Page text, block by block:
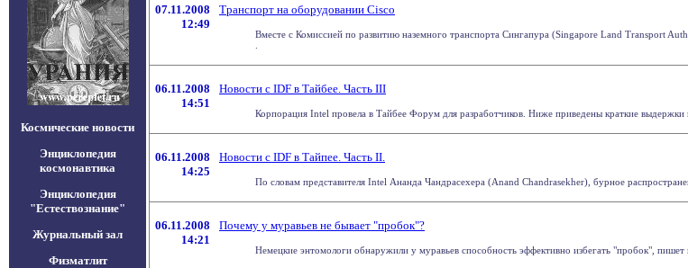
Космические новости
Энциклопедия
космонавтика
Энциклопедия
"Естествознание"
Журнальный зал
Физматлит
07.11.2008
12:49
Транспорт на оборудовании Cisco
Вместе с Комиссией по развитию наземного транспорта Сингапура (Singapore Land Transport
06.11.2008
14:51
Новости с IDF в Тайбее. Часть III
Корпорация Intel провела в Тайбее Форум для разработчиков. Ниже приведены краткие
06.11.2008
14:25
Новости с IDF в Тайпее. Часть II.
По словам представителя Intel Ананда Чандрасехера (Anand Chandrasekher), бурное
06.11.2008
14:21
Почему у муравьев не бывает "пробок"?
Немецкие энтомологи обнаружили у муравьев способность эффективно избегать "пробок",